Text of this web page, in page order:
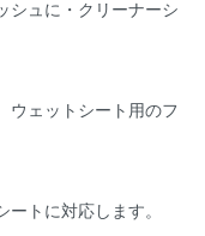
シュに・クリーナーシ
ウェットシート用のフ
トに対応します。